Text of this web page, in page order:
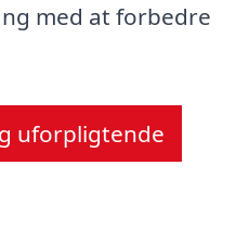
med at forbedre
uforpligtende